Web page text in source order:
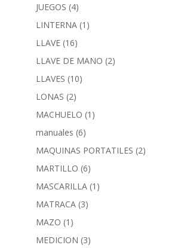
JUEGOS (4)
LINTERNA (1)
LLAVE (16)
LLAVE DE MANO (2)
LLAVES (10)
LONAS (2)
MACHUELO (1)
manuales (6)
MAQUINAS PORTATILES (2)
MARTILLO (6)
MASCARILLA (1)
MATRACA (3)
MAZO (1)
MEDICION (3)